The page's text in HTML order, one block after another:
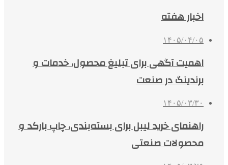
اخبار هفته
۱۴۰۵/۰۴/۰۵
اهمیت آگهی برای تبلیغ محصول، خدمات و
برندینگ در صنعت
۱۴۰۵/۰۳/۳۰
راهنمای خرید لیبل برای بسته‌بندی، چاپ بارکد و
محصولات صنعتی